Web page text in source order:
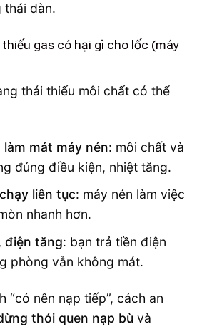
thái dàn.
gas có hại gì cho lốc (máy
thái thiếu môi chất có thể
làm mát máy nén: môi chất và
đúng điều kiện, nhiệt tăng.
liên tục: máy nén làm việc
nhanh hơn.
điện tăng: bạn trả tiền điện
phòng vẫn không mát.
“có nên nạp tiếp”, cách an
thói quen nạp bù và